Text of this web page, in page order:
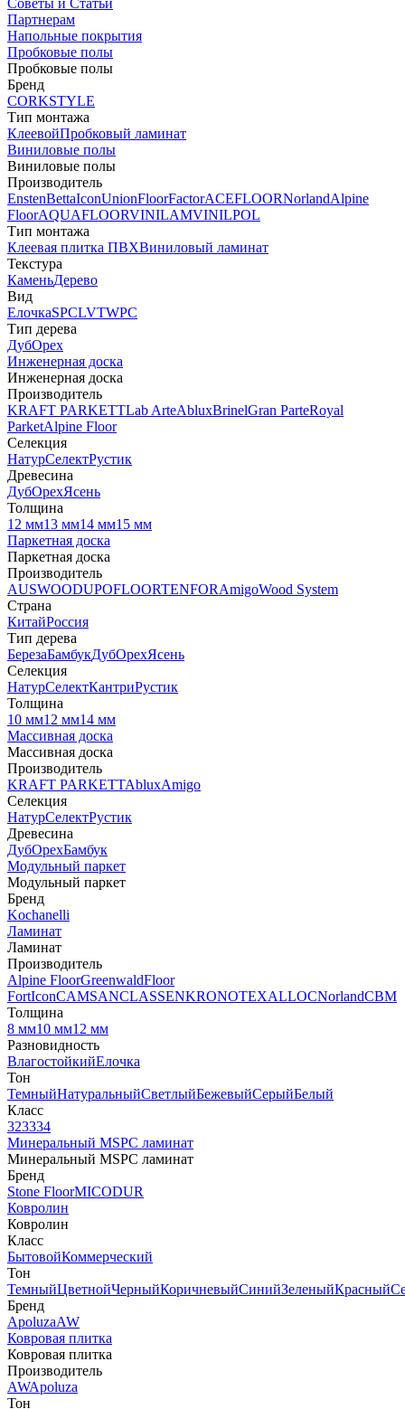
Советы и Статьи
Партнерам
Напольные покрытия
Пробковые полы
Пробковые полы
Бренд
CORKSTYLE
Тип монтажа
КлеевойПробковый ламинат
Виниловые полы
Виниловые полы
Производитель
EnstenBettaIconUnionFloorFactorACEFLOORNorlandAlpine
FloorAQUAFLOORVINILAMVINILPOL
Тип монтажа
Клеевая плитка ПВХВиниловый ламинат
Текстура
КаменьДерево
Вид
ЕлочкаSPCLVTWPC
Тип дерева
ДубОрех
Инженерная доска
Инженерная доска
Производитель
KRAFT PARKETTLab ArteAbluxBrinelGran ParteRoyal
ParketAlpine Floor
Селекция
НатурСелектРустик
Древесина
ДубОрехЯсень
Толщина
12 мм13 мм14 мм15 мм
Паркетная доска
Паркетная доска
Производитель
AUSWOODUPOFLOORTENFORAmigoWood System
Страна
КитайРоссия
Тип дерева
БерезаБамбукДубОрехЯсень
Селекция
НатурСелектКантриРустик
Толщина
10 мм12 мм14 мм
Массивная доска
Массивная доска
Производитель
KRAFT PARKETTAbluxAmigo
Селекция
НатурСелектРустик
Древесина
ДубОрехБамбук
Модульный паркет
Модульный паркет
Бренд
Kochanelli
Ламинат
Ламинат
Производитель
Alpine FloorGreenwaldFloor
FortIconCAMSANCLASSENKRONOTEXALLOCNorlandCBM
Толщина
8 мм10 мм12 мм
Разновидность
ВлагостойкийЕлочка
Тон
ТемныйНатуральныйСветлыйБежевыйСерыйБелый
Класс
323334
Минеральный MSPC ламинат
Минеральный MSPC ламинат
Бренд
Stone FloorMICODUR
Ковролин
Ковролин
Класс
БытовойКоммерческий
Тон
ТемныйЦветнойЧерныйКоричневыйСинийЗеленыйКрасный
Бренд
ApoluzaAW
Ковровая плитка
Ковровая плитка
Производитель
AWApoluza
Тон